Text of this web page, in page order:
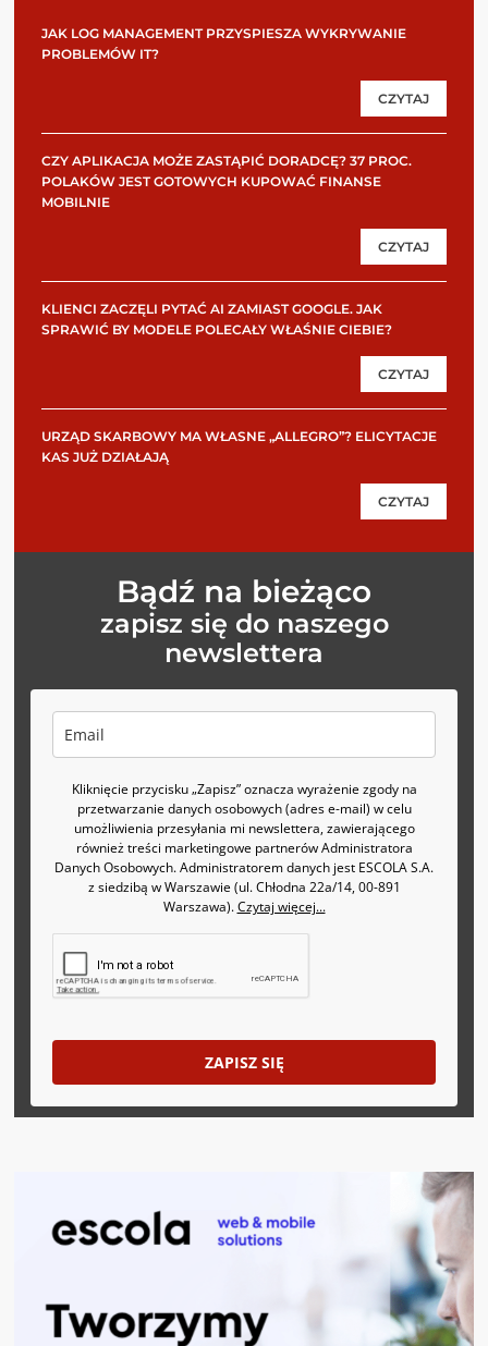
JAK LOG MANAGEMENT PRZYSPIESZA WYKRYWANIE
PROBLEMÓW IT?
CZYTAJ
CZY APLIKACJA MOŻE ZASTĄPIĆ DORADCĘ? 37 PROC.
POLAKÓW JEST GOTOWYCH KUPOWAĆ FINANSE
MOBILNIE
CZYTAJ
KLIENCI ZACZĘLI PYTAĆ AI ZAMIAST GOOGLE. JAK
SPRAWIĆ BY MODELE POLECAŁY WŁAŚNIE CIEBIE?
CZYTAJ
URZĄD SKARBOWY MA WŁASNE „ALLEGRO”? ELICYTACJE
KAS JUŻ DZIAŁAJĄ
CZYTAJ
Bądź na bieżąco
zapisz się do naszego
newslettera
Kliknięcie przycisku „Zapisz” oznacza wyrażenie zgody na
przetwarzanie danych osobowych (adres e-mail) w celu
umożliwienia przesyłania mi newslettera, zawierającego
również treści marketingowe partnerów Administratora
Danych Osobowych. Administratorem danych jest ESCOLA S.A.
z siedzibą w Warszawie (ul. Chłodna 22a/14, 00-891
Warszawa).Czytaj więcej...
ZAPISZ SIĘ